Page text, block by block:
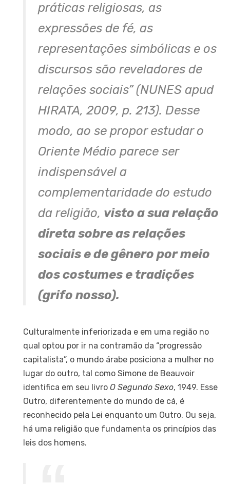
práticas religiosas, as
expressões de fé, as
representações simbólicas e os
discursos são reveladores de
relações sociais” (NUNES apud
HIRATA, 2009, p. 213). Desse
modo, ao se propor estudar o
Oriente Médio parece ser
indispensável a
complementaridade do estudo
da religião, visto a sua relação
direta sobre as relações
sociais e de gênero por meio
dos costumes e tradições
(grifo nosso).
Culturalmente inferiorizada e em uma região no
qual optou por ir na contramão da “progressão
capitalista”, o mundo árabe posiciona a mulher no
lugar do outro, tal como Simone de Beauvoir
identifica em seu livro O Segundo Sexo, 1949. Esse
Outro, diferentemente do mundo de cá, é
reconhecido pela Lei enquanto um Outro. Ou seja,
há uma religião que fundamenta os princípios das
leis dos homens.